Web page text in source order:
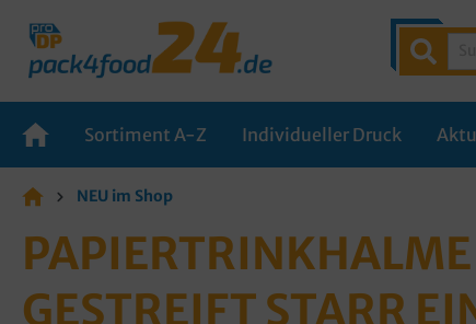
Sortiment A-Z Individueller Druck
NEU im Shop
ESTREIFT STARR